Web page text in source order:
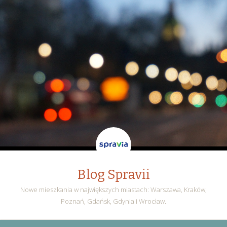
Blog Spravii
Nowe mieszkania w największych miastach: Warszawa, Kraków,
Poznań, Gdańsk, Gdynia i Wrocław.